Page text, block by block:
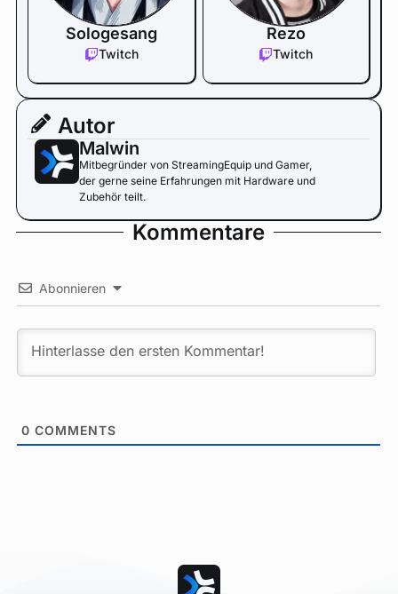
Sologesang
Twitch
Rezo
Twitch
Autor
Malwin
Mitbegründer von StreamingEquip und Gamer,
der gerne seine Erfahrungen mit Hardware und
Zubehör teilt.
Kommentare
Abonnieren
0 COMMENTS